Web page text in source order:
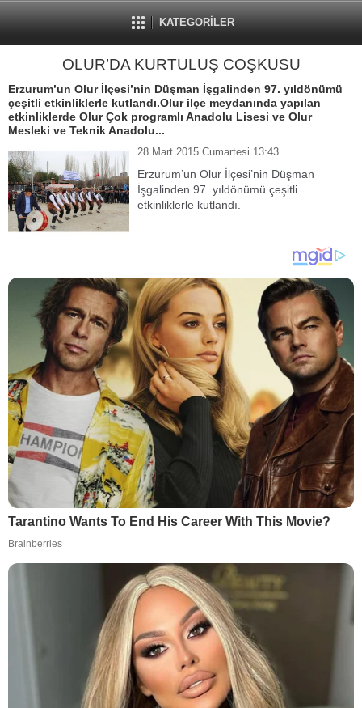
KATEGORİLER
OLUR’DA KURTULUŞ COŞKUSU
Erzurum’un Olur İlçesi’nin Düşman İşgalinden 97. yıldönümü
çeşitli etkinliklerle kutlandı.Olur ilçe meydanında yapılan
etkinliklerde Olur Çok programlı Anadolu Lisesi ve Olur
Mesleki ve Teknik Anadolu...
28 Mart 2015 Cumartesi 13:43
Erzurum’un Olur İlçesi’nin Düşman
İşgalinden 97. yıldönümü çeşitli
etkinliklerle kutlandı.